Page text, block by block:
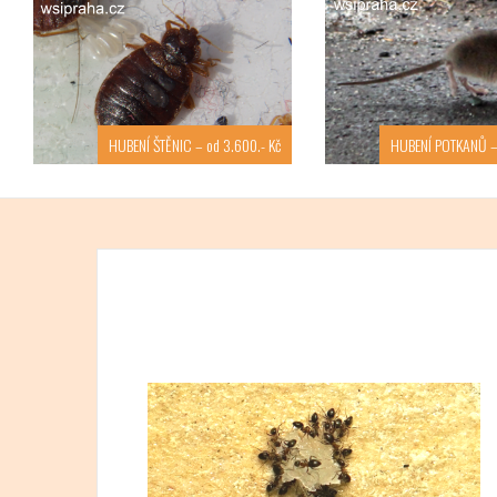
HUBENÍ ŠTĚNIC – od 3.600.- Kč HUBENÍ